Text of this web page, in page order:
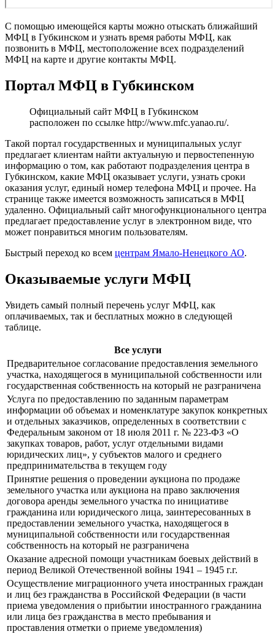
С помощью имеющейся карты можно отыскать ближайший
МФЦ в Губкинском и узнать время работы МФЦ, как
позвонить в МФЦ, местоположение всех подразделений
МФЦ на карте и другие контакты МФЦ.
Портал МФЦ в Губкинском
Официальный сайт МФЦ в Губкинском
расположен по ссылке http://www.mfc.yanao.ru/.
Такой портал государственных и муниципальных услуг
предлагает клиентам найти актуальную и первостепенную
информацию о том, как работают подразделения центра в
Губкинском, какие МФЦ оказывает услуги, узнать сроки
оказания услуг, единый номер телефона МФЦ и прочее. На
странице также имеется возможность записаться в МФЦ
удаленно. Официальный сайт многофункционального центра
предлагает предоставление услуг в электронном виде, что
может понравиться многим пользователям.
Быстрый переход ко всем центрам Ямало-Ненецкого АО.
Оказываемые услуги МФЦ
Увидеть самый полный перечень услуг МФЦ, как
оплачиваемых, так и бесплатных можно в следующей
таблице.
Все услуги
Предварительное согласование предоставления земельного
участка, находящегося в муниципальной собственности или
государственная собственность на который не разграничена
Услуга по предоставлению по заданным параметрам
информации об объемах и номенклатуре закупок конкретных
и отдельных заказчиков, определенных в соответствии с
Федеральным законом от 18 июля 2011 г. № 223-ФЗ «О
закупках товаров, работ, услуг отдельными видами
юридических лиц», у субъектов малого и среднего
предпринимательства в текущем году
Принятие решения о проведении аукциона по продаже
земельного участка или аукциона на право заключения
договора аренды земельного участка по инициативе
гражданина или юридического лица, заинтересованных в
предоставлении земельного участка, находящегося в
муниципальной собственности или государственная
собственность на который не разграничена
Оказание адресной помощи участникам боевых действий в
период Великой Отечественной войны 1941 – 1945 г.г.
Осуществление миграционного учета иностранных граждан
и лиц без гражданства в Российской Федерации (в части
приема уведомления о прибытии иностранного гражданина
или лица без гражданства в место пребывания и
проставления отметки о приеме уведомления)